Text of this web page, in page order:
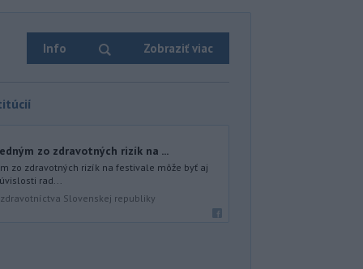
Info Zobraziť viac
zo zdravotných rizík na ...
zo zdravotných rizík na festivale môže byť aj
rad...
Slovenskej republiky